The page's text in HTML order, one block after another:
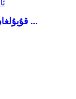
قۇيۇلغان ئاليۇمىن ماتور پۈركۈگۈچ ...